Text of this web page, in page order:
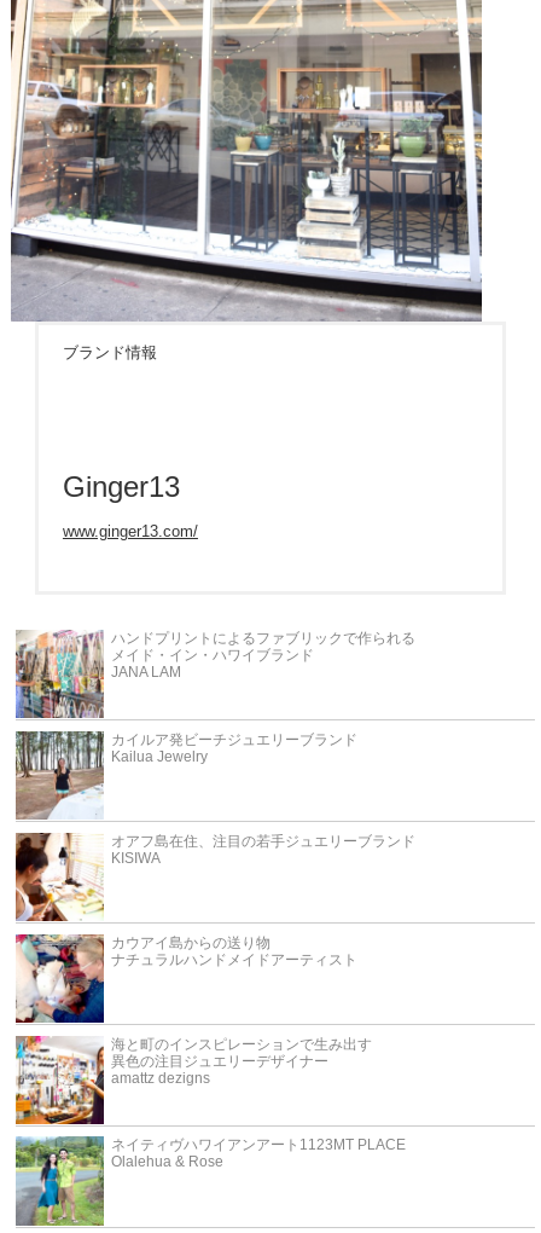
ブランド情報
Ginger13
www.ginger13.com/
ハンドプリントによるファブリックで作られる
メイド・イン・ハワイブランド
JANA LAM
カイルア発ビーチジュエリーブランド
Kailua Jewelry
オアフ島在住、注目の若手ジュエリーブランド
KISIWA
カウアイ島からの送り物
ナチュラルハンドメイドアーティスト
海と町のインスピレーションで生み出す
異色の注目ジュエリーデザイナー
amattz dezigns
ネイティヴハワイアンアート1123MT PLACE
Olalehua & Rose